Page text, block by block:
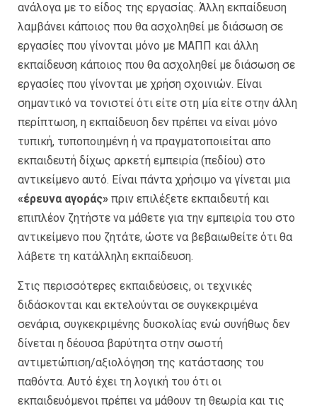
ανάλογα με το είδος της εργασίας. Άλλη εκπαίδευση
λαμβάνει κάποιος που θα ασχοληθεί με διάσωση σε
εργασίες που γίνονται μόνο με ΜΑΠΠ και άλλη
εκπαίδευση κάποιος που θα ασχοληθεί με διάσωση σε
εργασίες που γίνονται με χρήση σχοινιών. Είναι
σημαντικό να τονιστεί ότι είτε στη μία είτε στην άλλη
περίπτωση, η εκπαίδευση δεν πρέπει να είναι μόνο
τυπική, τυποποιημένη ή να πραγματοποιείται απο
εκπαιδευτή δίχως αρκετή εμπειρία (πεδίου) στο
αντικείμενο αυτό. Είναι πάντα χρήσιμο να γίνεται μια
«έρευνα αγοράς» πριν επιλέξετε εκπαιδευτή και
επιπλέον ζητήστε να μάθετε για την εμπειρία του στο
αντικείμενο που ζητάτε, ώστε να βεβαιωθείτε ότι θα
λάβετε τη κατάλληλη εκπαίδευση.
Στις περισσότερες εκπαιδεύσεις, οι τεχνικές
διδάσκονται και εκτελούνται σε συγκεκριμένα
σενάρια, συγκεκριμένης δυσκολίας ενώ συνήθως δεν
δίνεται η δέουσα βαρύτητα στην σωστή
αντιμετώπιση/αξιολόγηση της κατάστασης του
παθόντα. Αυτό έχει τη λογική του ότι οι
εκπαιδευόμενοι πρέπει να μάθουν τη θεωρία και τις